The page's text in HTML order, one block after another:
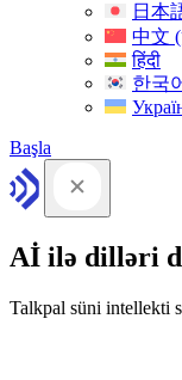
日本
中文
हिंदी
한국
Başla
Aİ ilə dilləri
Talkpal süni intellekti